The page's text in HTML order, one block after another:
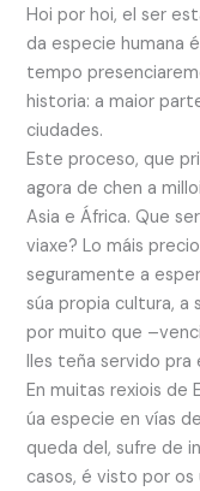
Hoi por hoi, el ser
da especie humana
tempo
historia: a maior
ciudades.
Este proceso, que
agora de chen a
Asia e África. Que
viaxe? Lo máis
seguramente a
súa propia cultura, a
por muito que
lles teña servido pra
En muitas rexiois de
úa especie en vías
queda del, sufre de
casos, é visto por